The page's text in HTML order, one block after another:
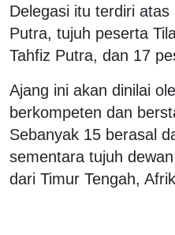
Delegasi itu terdiri
Putra, tujuh peserta
Tahfiz Putra, dan 17
Ajang ini akan dinilai
berkompeten dan
Sebanyak 15 berasal
sementara tujuh
dari Timur Tengah,